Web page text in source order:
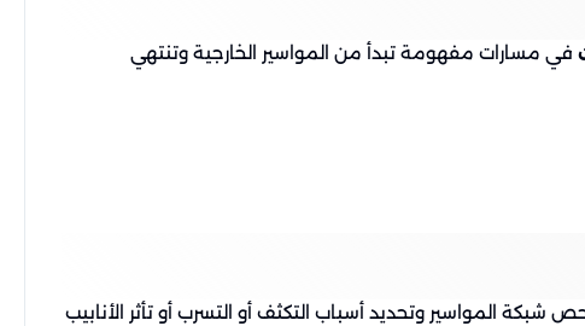
في مسارات مفهومة تبدأ من المواسير الخارجية وتنتهي
المواسير وتحديد أسباب التكثف أو التسرب أو تأثر الأنابيب